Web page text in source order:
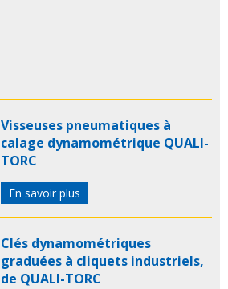
Visseuses pneumatiques à
calage dynamométrique QUALI-
TORC
En savoir plus
Clés dynamométriques
graduées à cliquets industriels,
de QUALI-TORC